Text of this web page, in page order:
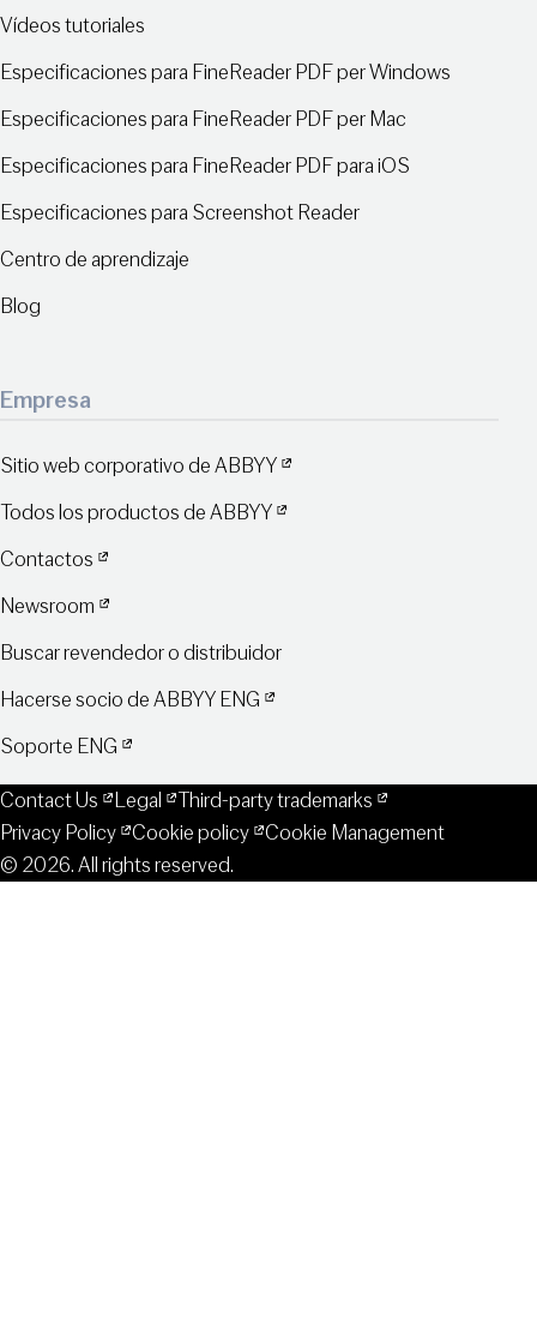
Vídeos tutoriales
Especificaciones para FineReader PDF per Windows
Especificaciones para FineReader PDF per Mac
Especificaciones para FineReader PDF para iOS
Especificaciones para Screenshot Reader
Centro de aprendizaje
Blog
Empresa
Sitio web corporativo de ABBYY
Todos los productos de ABBYY
Contactos
Newsroom
Buscar revendedor o distribuidor
Hacerse socio de ABBYY ENG
Soporte ENG
Contact Us Legal
Third-party trademarks
Privacy Policy
Cookie policy
Cookie Management
© 2026. All rights reserved.